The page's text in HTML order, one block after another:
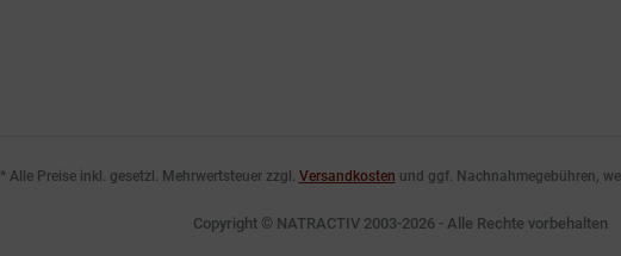
* Alle Preise inkl. gesetzl. Mehrwertsteuer zzgl. Versandkosten und ggf. Nachnahmegebühren,
Copyright © NATRACTIV 2003-2026 - Alle Rechte vorbehalten